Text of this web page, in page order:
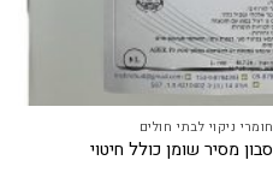
חומרי ניקוי לבתי חולים